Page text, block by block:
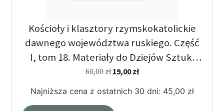
Kościoły i klasztory rzymskokatolickie
dawnego województwa ruskiego. Część
I, tom 18. Materiały do Dziejów Sztuki
Sakralnej.
60,00zł 19,00zł
Najniższa cena z ostatnich 30 dni: 45,00 zł